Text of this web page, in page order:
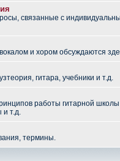
связанные с
и хором обсуждаются
гитара, учебники и т.д.
работы гитарной
и т.д.
термины.